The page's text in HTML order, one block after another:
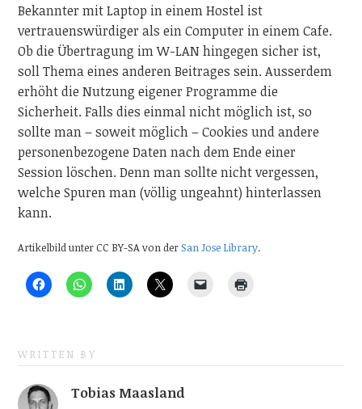
Bekannter mit Laptop in einem Hostel ist
vertrauenswürdiger als ein Computer in einem Cafe.
Ob die Übertragung im W-LAN hingegen sicher ist,
soll Thema eines anderen Beitrages sein. Ausserdem
erhöht die Nutzung eigener Programme die
Sicherheit. Falls dies einmal nicht möglich ist, so
sollte man – soweit möglich – Cookies und andere
personenbezogene Daten nach dem Ende einer
Session löschen. Denn man sollte nicht vergessen,
welche Spuren man (völlig ungeahnt) hinterlassen
kann.
Artikelbild unter CC BY-SA von derSan Jose Library.
WRITTEN BY
Tobias Maasland